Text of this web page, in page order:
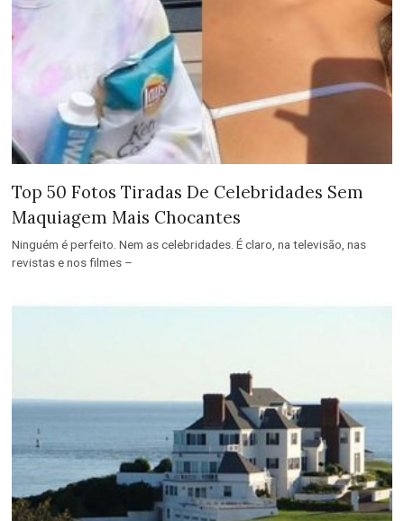
Top 50 Fotos Tiradas De Celebridades Sem
Maquiagem Mais Chocantes
Ninguém é perfeito. Nem as celebridades. É claro, na televisão, nas
revistas e nos filmes –